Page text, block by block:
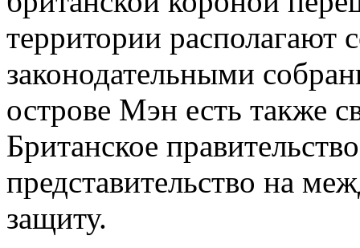
территории располагают
законодательными
острове Мэн есть также
Британское
представительство на
защиту.